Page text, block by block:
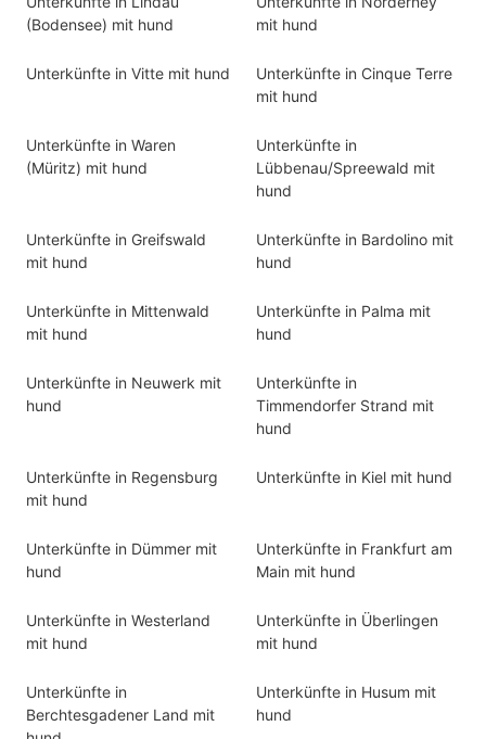
(Bodensee) mit hund
mit hund
Unterkünfte in Vitte mit hund
Unterkünfte in Cinque Terre
mit hund
Unterkünfte in Waren
(Müritz) mit hund
Unterkünfte in
Lübbenau/Spreewald mit
hund
Unterkünfte in Greifswald
mit hund
Unterkünfte in Bardolino mit
hund
Unterkünfte in Mittenwald
mit hund
Unterkünfte in Palma mit
hund
Unterkünfte in Neuwerk mit
hund
Unterkünfte in
Timmendorfer Strand mit
hund
Unterkünfte in Regensburg
mit hund
Unterkünfte in Kiel mit hund
Unterkünfte in Dümmer mit
hund
Unterkünfte in Frankfurt am
Main mit hund
Unterkünfte in Westerland
mit hund
Unterkünfte in Überlingen
mit hund
Unterkünfte in
Berchtesgadener Land mit
Unterkünfte in Husum mit
hund